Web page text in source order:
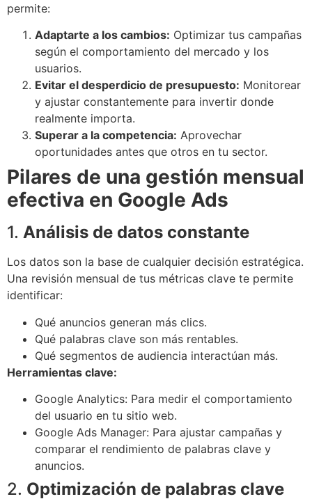
permite:
Adaptarte a los cambios: Optimizar tus campañas
según el comportamiento del mercado y los
usuarios.
Evitar el desperdicio de presupuesto: Monitorear
y ajustar constantemente para invertir donde
realmente importa.
Superar a la competencia: Aprovechar
oportunidades antes que otros en tu sector.
Pilares de una gestión mensual
efectiva en Google Ads
1. Análisis de datos constante
Los datos son la base de cualquier decisión estratégica.
Una revisión mensual de tus métricas clave te permite
identificar:
Qué anuncios generan más clics.
Qué palabras clave son más rentables.
Qué segmentos de audiencia interactúan más.
Herramientas clave:
Google Analytics: Para medir el comportamiento
del usuario en tu sitio web.
Google Ads Manager: Para ajustar campañas y
comparar el rendimiento de palabras clave y
anuncios.
2. Optimización de palabras clave